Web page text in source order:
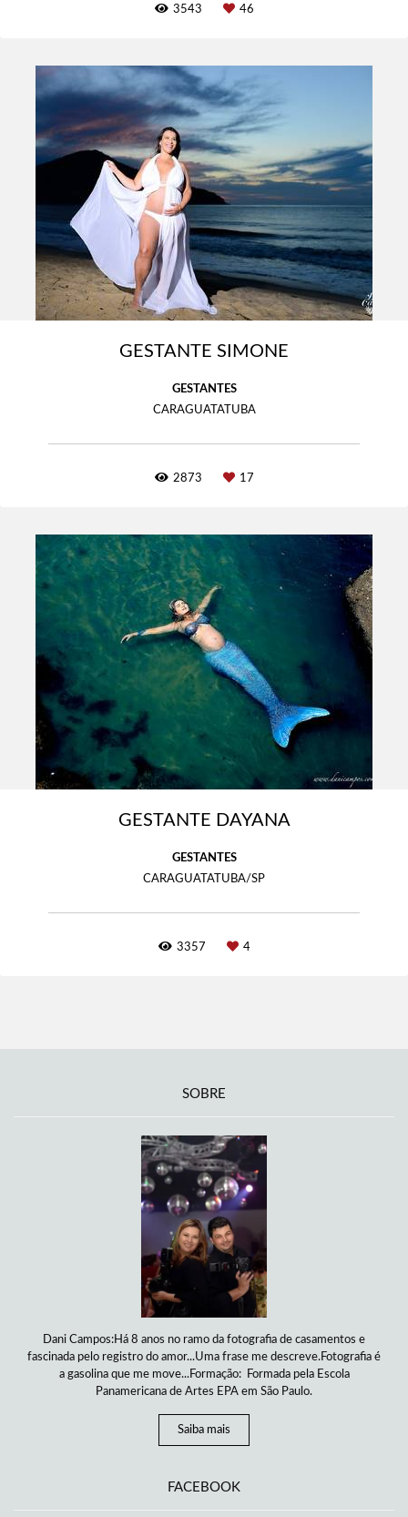
3543 46
GESTANTE SIMONE
GESTANTES
CARAGUATATUBA
2873 17
GESTANTE DAYANA
GESTANTES
CARAGUATATUBA/SP
3357 4
SOBRE
Dani Campos:Há 8 anos no ramo da fotografia de casamentos e
fascinada pelo registro do amor...Uma frase me descreve.Fotografia é
a gasolina que me move...Formação: Formada pela Escola
Panamericana de Artes EPA em São Paulo.
Saiba mais
FACEBOOK